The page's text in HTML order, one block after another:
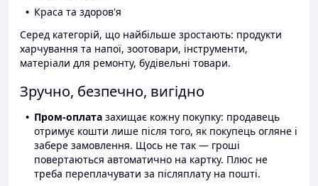
Краса та здоров'я
Серед категорій, що найбільше зростають: продукти
харчування та напої, зоотовари, інструменти,
матеріали для ремонту, будівельні товари.
Зручно, безпечно, вигідно
Пром-оплата захищає кожну покупку: продавець
отримує кошти лише після того, як покупець огляне і
забере замовлення. Щось не так — гроші
повертаються автоматично на картку. Плюс не
треба переплачувати за післяплату на пошті.